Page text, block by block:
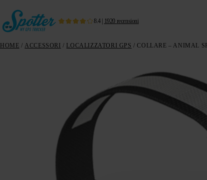
8.4| 1920 recensioni
HOME / ACCESSORI / LOCALIZZATORI GPS / COLLARE – ANIMAL